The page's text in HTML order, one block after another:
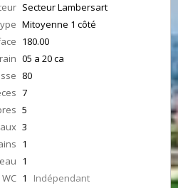
Secteur Lambersart
Mitoyenne 1 côté
180.00
05 a 20 ca
80
7
5
3
1
1
WC 1 Indépendant